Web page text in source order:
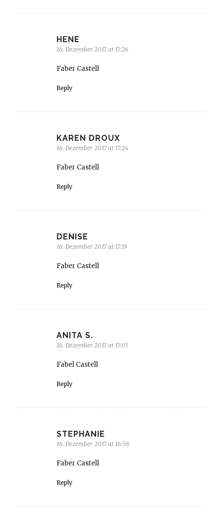
HENE
16. Dezember 2017 at 17:26
Faber Castell
Reply
KAREN DROUX
16. Dezember 2017 at 17:24
Faber Castell
Reply
DENISE
16. Dezember 2017 at 17:19
Faber Castell
Reply
ANITA S.
16. Dezember 2017 at 17:01
Fabel Castell
Reply
STEPHANIE
16. Dezember 2017 at 16:56
Faber Castell
Reply